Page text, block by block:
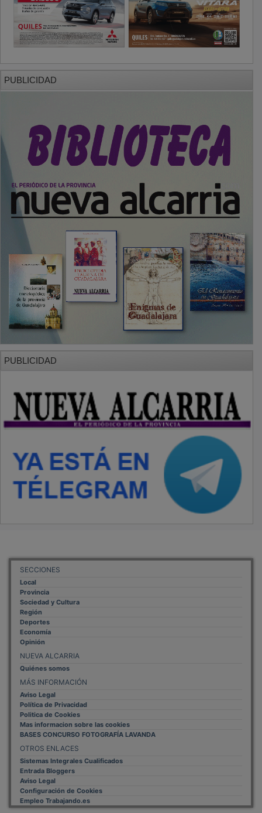
SECCIONES
Local
Provincia
Sociedad y Cultura
Región
Deportes
Economía
Opinión
NUEVA ALCARRIA
Quiénes somos
MÁS INFORMACIÓN
Aviso Legal
Política de Privacidad
Politica de Cookies
Mas informacion sobre las cookies
BASES CONCURSO FOTOGRAFÍA LAVANDA
OTROS ENLACES
Sistemas Integrales Cualificados
Entrada Bloggers
Aviso Legal
Configuración de Cookies
Empleo Trabajando.es